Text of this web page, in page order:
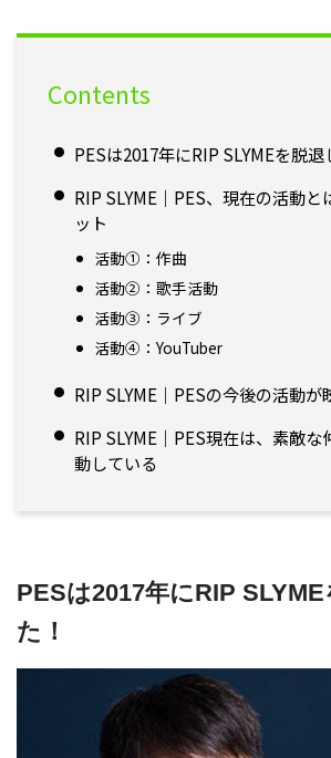
Contents
PESは2017年にRIP SLYMEを脱退
RIP SLYME｜PES、現在の活動と
ット
活動①：作曲
活動②：歌手活動
活動③：ライブ
活動④：YouTuber
RIP SLYME｜PESの今後の活動が
RIP SLYME｜PES現在は、素敵
動している
PESは2017年にRIP
た！